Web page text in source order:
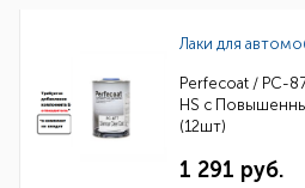
Лаки для
Perfecoat / PC-
HS с
(12шт)
1 291 руб.